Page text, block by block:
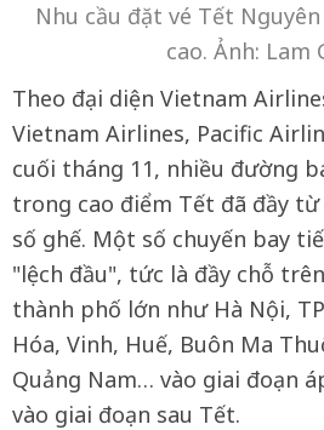
Nhu cầu đặt vé Tết
cao. Ảnh: Lam
Theo đại diện Vietnam
Vietnam Airlines, Pacific
cuối tháng 11, nhiều đường
trong cao điểm Tết đã đầy từ
số ghế. Một số chuyến bay
"lệch đầu", tức là đầy chỗ
thành phố lớn như Hà Nội,
Hóa, Vinh, Huế, Buôn Ma
Quảng Nam… vào giai đoạn
vào giai đoạn sau Tết.